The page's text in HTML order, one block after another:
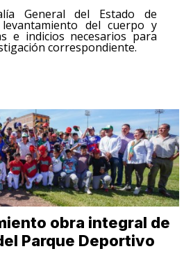
General del Estado de
del cuerpo y
e indicios necesarios para
correspondiente.
obra integral de
Parque Deportivo